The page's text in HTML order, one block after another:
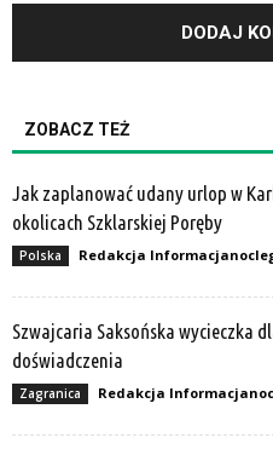
ZOBACZ TEŻ
Jak zaplanować udany urlop w
okolicach Szklarskiej Poręby
Polska Redakcja
Szwajcaria Saksońska wycieczka
doświadczenia
Zagranica Redakcja